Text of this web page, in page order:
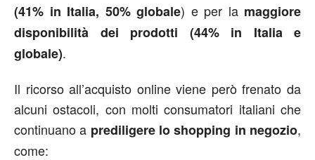
(41% in Italia, 50% globale) e per la maggiore
disponibilità dei prodotti (44% in Italia e
globale).
Il ricorso all’acquisto online viene però frenato da
alcuni ostacoli, con molti consumatori italiani che
continuano a prediligere lo shopping in negozio,
come: